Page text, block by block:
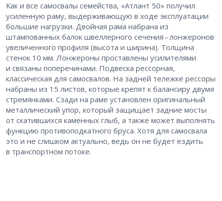
Как и все самосвалы семейства, «Атлант 50» получил
усиленную раму, выдерживающую в ходе эксплуатации
большие нагрузки. Двойная рама набрана из
штампованных балок швеллерного сечения – ​лонжеронов
увеличенного профиля (высота и ширина). Толщина
стенок 10 мм. Лонжероны проставлены усилителями
и связаны поперечинами. Подвеска рессорная,
классическая для самосвалов. На задней тележке рессоры
набраны из 15 листов, которые крепят к балансиру двумя
стремянками. Сзади на раме установлен оригинальный
металлический упор, который защищает задние мосты
от скатившихся каменных глыб, а также может выполнять
функцию противоподкатного бруса. Хотя для самосвала
это и не слишком актуально, ведь он не будет ездить
в транспортном потоке.